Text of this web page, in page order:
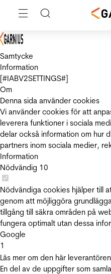
Samtycke
Information
[#IABV2SETTINGS#]
Om
Denna sida använder cookies
Vi använder cookies för att
leverera funktioner i sociala
delar också information om hur
partners inom sociala medier,
Information
Nödvändig 10
Nödvändiga cookies hjälper till
genom att möjliggöra
tillgång till säkra områden på
fungera optimalt utan dessa
Google
1
Läs mer om den här leverantören
En del av de uppgifter som